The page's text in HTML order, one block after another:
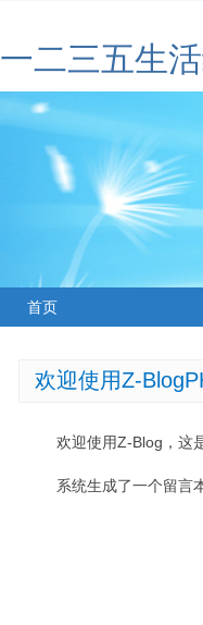
一二三五生
首页
欢迎使用Z-
欢迎使用Z-Blog，这
系统生成了一个留言